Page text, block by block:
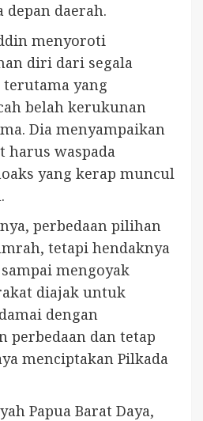
daerah.
menyoroti
diri dari segala
yang
belah kerukunan
Dia menyampaikan
harus waspada
yang kerap muncul
perbedaan pilihan
tetapi hendaknya
mengoyak
diajak untuk
dengan
perbedaan dan tetap
menciptakan Pilkada
Papua Barat Daya,